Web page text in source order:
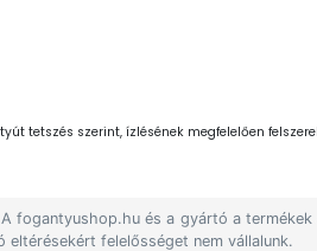
tetszés szerint, ízlésének megfelelően
és a gyártó a termékek
felelősséget nem vállalunk.